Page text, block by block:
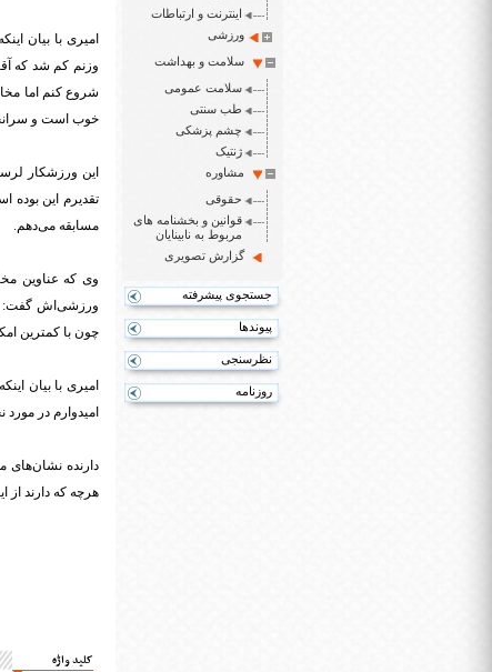
اینترنت و ارتباطات
ورزشی
سلامت و بهداشت
سلامت عمومی
طب سنتی
چشم پزشکی
ژنتیک
مشاوره
حقوقی
قوانین و بخشنامه های
مربوط به نابینایان
گزارش تصویری
جستجوی پیشرفته
پیوندها
نظرسنجی
روزنامه
وزنم کم شد که
شروع کنم اما
خوب است و
تقدیرم این
مسابقه می‌دهم.
وی که عناوین
ورزشی‌اش گفت:
چون با کمترین امکانات تمرین می‌کنم.
امیری با بیان
امیدوارم در
دارنده
هرچه که دارند
کلید واژه